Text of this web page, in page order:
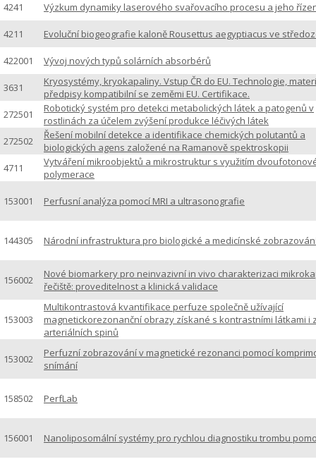
4241
Výzkum dynamiky laserového svařovacího procesu a jeho
4211 Evoluční biogeografie kaloně Rousettus aegyptiacus ve
422001 Vývoj nových typů solárních absorbérů
3631
Kryosystémy, kryokapaliny. Vstup ČR do EU. Technologie,
předpisy kompatibilní se zeměmi EU. Certifikace.
272501
Robotický systém pro detekci metabolických látek a patogenů v
rostlinách za účelem zvýšení produkce léčivých látek
272502
Řešení mobilní detekce a identifikace chemických polutantů a
biologických agens založené na Ramanově spektroskopii
4711
Vytváření mikroobjektů a mikrostruktur s využitím
polymerace
153001 Perfusní analýza pomocí MRI a ultrasonografie
144305 Národní infrastruktura pro biologické a medicínské
156002
Nové biomarkery pro neinvazivní in vivo charakterizaci
řečiště: proveditelnost a klinická validace
153003
Multikontrastová kvantifikace perfuze společně užívající
magnetickorezonanční obrazy získané s kontrastními látkami i
arteriálních spinů
153002
Perfuzní zobrazování v magnetické rezonanci pomocí
snímání
158502 PerfLab
156001 Nanoliposomální systémy pro rychlou diagnostiku trombu